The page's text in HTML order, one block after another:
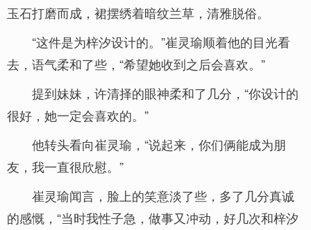
玉石打磨而成，裙摆绣着暗纹兰草，清雅脱俗。
“这件是为梓汐设计的。”崔灵瑜顺着他的目光看
去，语气柔和了些，“希望她收到之后会喜欢。”
提到妹妹，许清择的眼神柔和了几分，“你设计的
很好，她一定会喜欢的。”
他转头看向崔灵瑜，“说起来，你们俩能成为朋
友，我一直很欣慰。”
崔灵瑜闻言，脸上的笑意淡了些，多了几分真诚
的感慨，“当时我性子急，做事又冲动，好几次和梓汐